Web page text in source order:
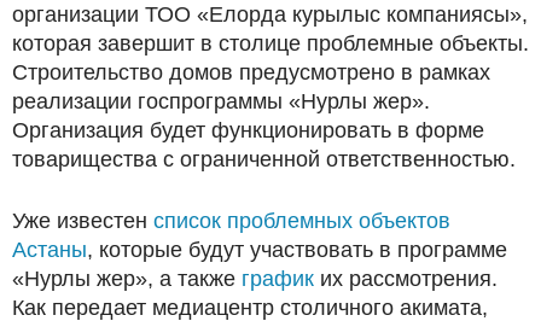
организации ТОО «Елорда курылыс компаниясы»,
которая завершит в столице проблемные объекты.
Строительство домов предусмотрено в рамках
реализации госпрограммы «Нурлы жер».
Организация будет функционировать в форме
товарищества с ограниченной ответственностью.
Уже известен список проблемных объектов
Астаны, которые будут участвовать в программе
«Нурлы жер», а также график их рассмотрения.
Как передает медиацентр столичного акимата,